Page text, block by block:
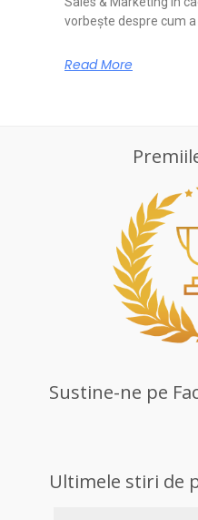
vorbește despre cum
Read More
Sustine-ne pe
Ultimele stiri de